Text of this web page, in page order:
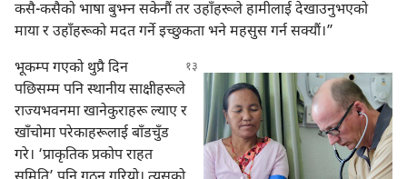
कसै-कसैको भाषा बुझ्न सकेनौं तर उहाँहरूले हामीलाई देखाउनुभएको
माया र उहाँहरूको मदत गर्ने इच्छुकता भने महसुस गर्न सक्यौं।”
भूकम्प गएको थुप्रै दिन
पछिसम्म पनि स्थानीय साक्षीहरूले
राज्यभवनमा खानेकुराहरू ल्याए र
खाँचोमा परेकाहरूलाई बाँडचुँड
गरे। ‘प्राकृतिक प्रकोप राहत